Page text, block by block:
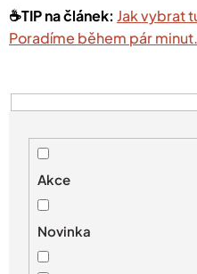
☕️TIP na článek: Jak vybrat
Poradíme během pár minut.
Akce
Novinka
V